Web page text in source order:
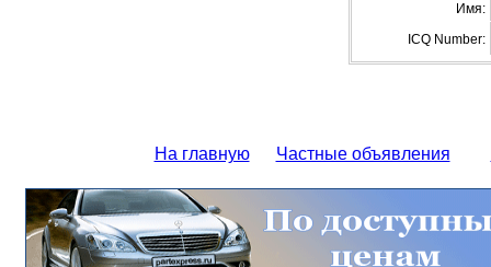
Имя:
ICQ Number:
На главную Частные объявления